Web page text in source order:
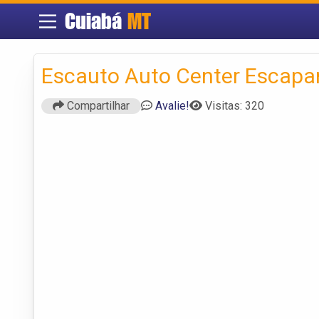
Cuiabá MT
Escauto Auto Center
Compartilhar Avalie! Visitas: 320